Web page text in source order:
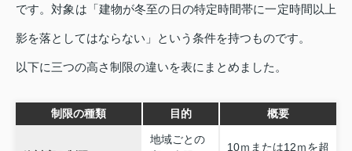
です。対象は「建物が冬至の日の特定時間帯に一定時間以上
影を落としてはならない」という条件を持つものです。
以下に三つの高さ制限の違いを表にまとめました。
制限の種類 目的 概要
地域ごとの
10ｍまたは12ｍを超